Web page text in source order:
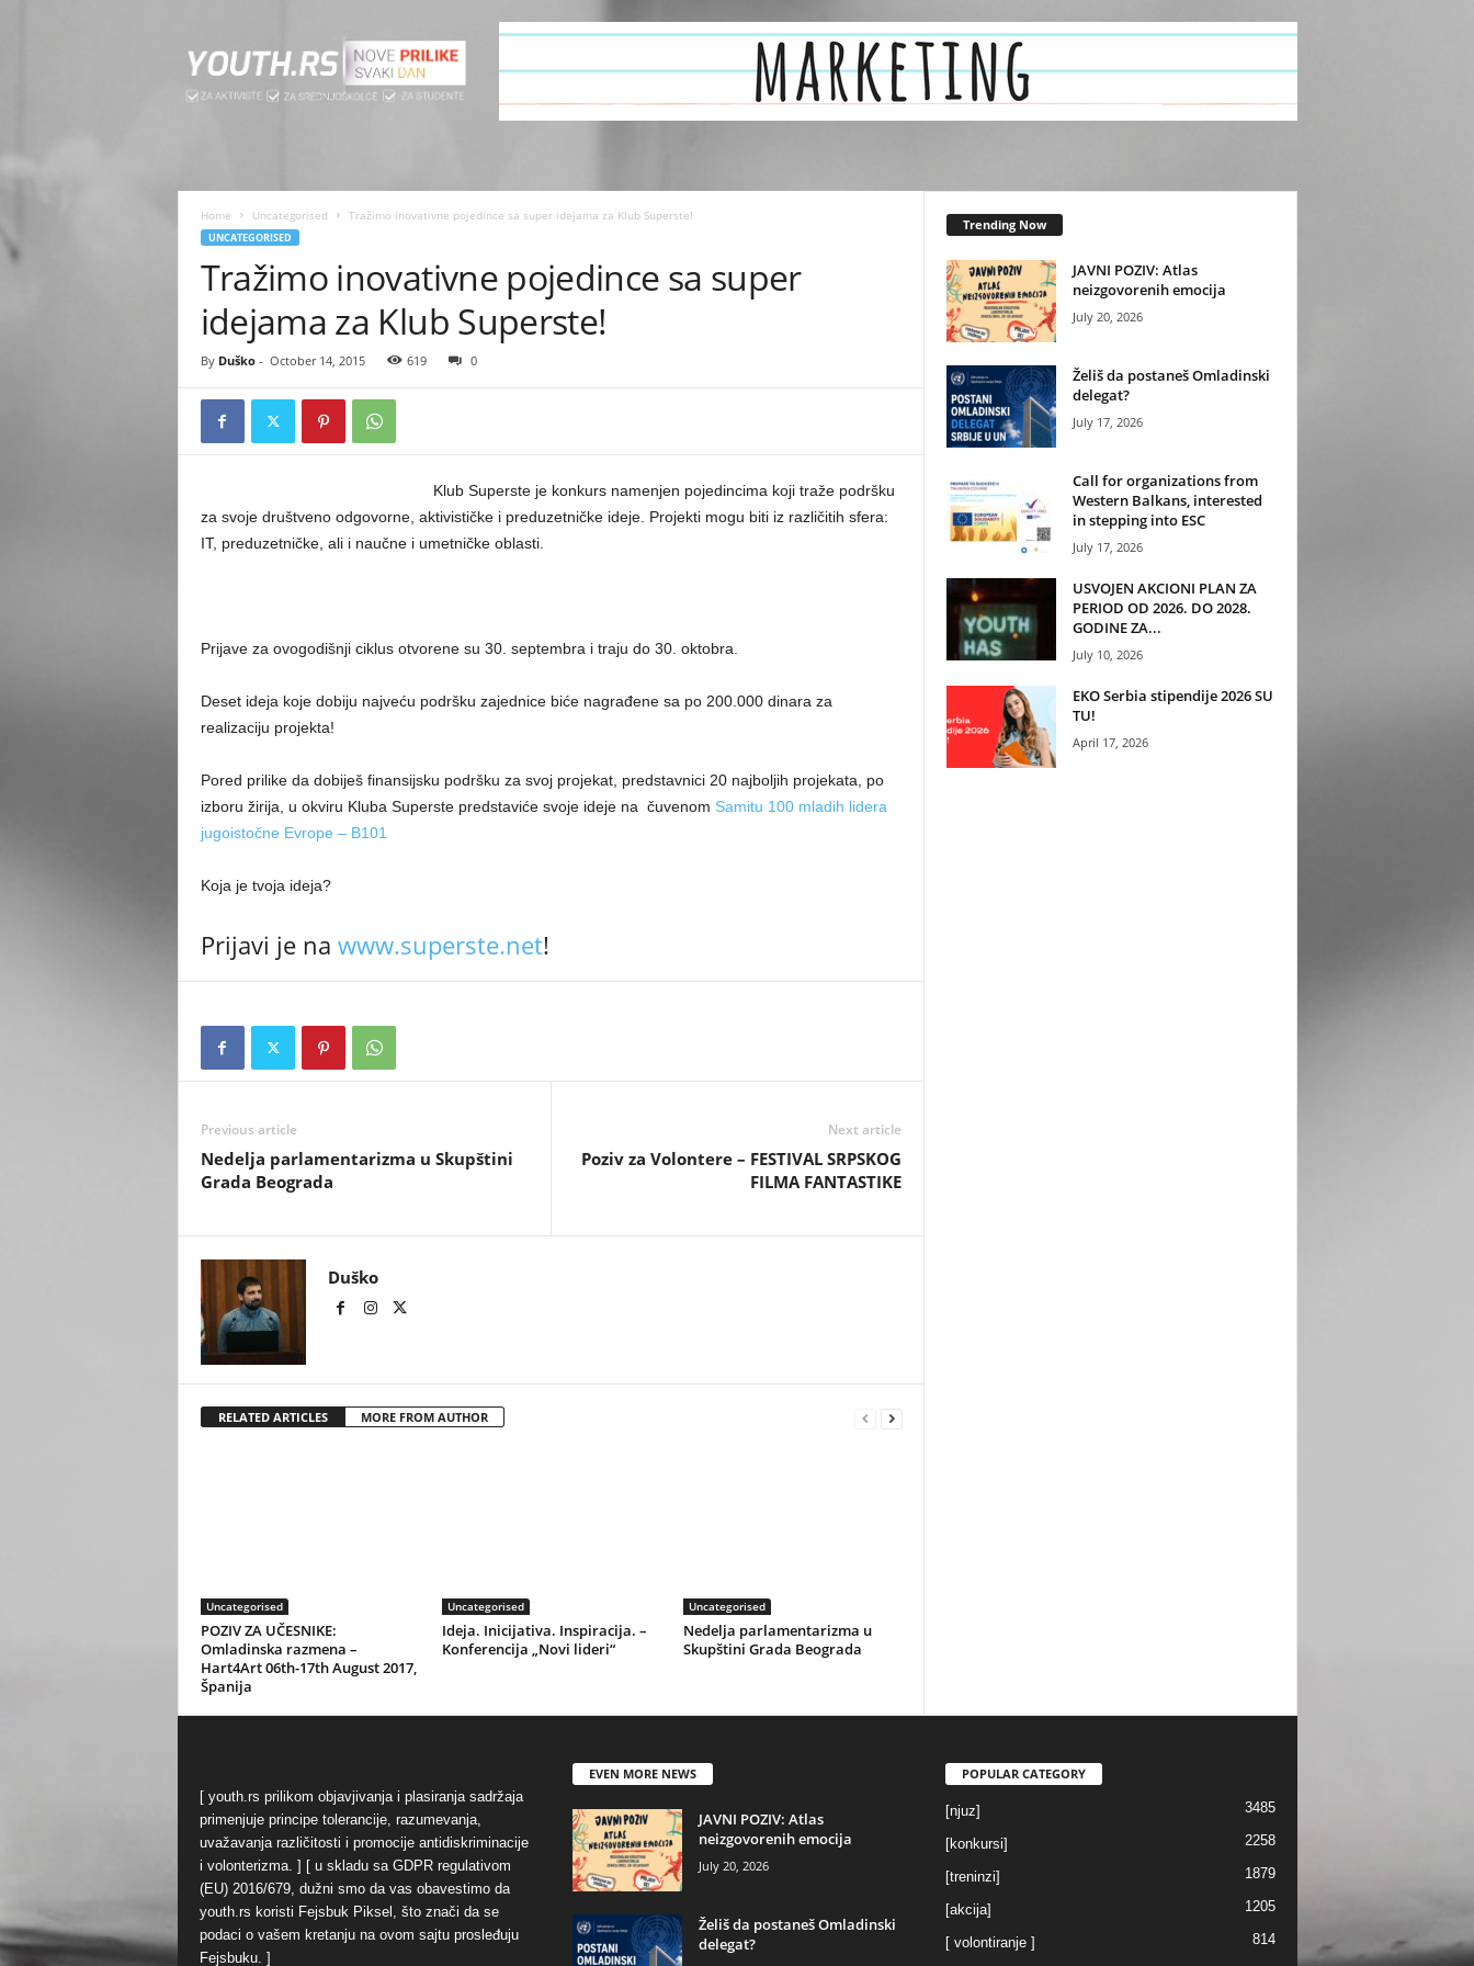
Home Uncategorised Tražimo inovativne pojedince sa super idejama za Klub Superste!
UNCATEGORISED
Tražimo inovativne pojedince sa super
idejama za Klub Superste!
By Duško- October 14, 2015 619 0
Klub Superste je konkurs namenjen pojedincima koji traže podršku
za svoje društveno odgovorne, aktivističke i preduzetničke ideje. Projekti mogu biti iz različitih sfera:
IT, preduzetničke, ali i naučne i umetničke oblasti.
Prijave za ovogodišnji ciklus otvorene su 30. septembra i traju do 30. oktobra.
Deset ideja koje dobiju najveću podršku zajednice biće nagrađene sa po 200.000 dinara za
realizaciju projekta!
Pored prilike da dobiješ finansijsku podršku za svoj projekat, predstavnici 20 najboljih projekata, po
izboru žirija, u okviru Kluba Superste predstaviće svoje ideje na čuvenom Samitu 100 mladih lidera
jugoistočne Evrope – B101
Koja je tvoja ideja?
Prijavi je na www.superste.net!
Previous article
Nedelja parlamentarizma u Skupštini
Grada Beograda
Next article
Poziv za Volontere – FESTIVAL SRPSKOG
FILMA FANTASTIKE
Duško
RELATED ARTICLES MORE FROM AUTHOR
Uncategorised
POZIV ZA UČESNIKE:
Omladinska razmena –
Hart4Art 06th-17th August 2017,
Španija
Uncategorised
Ideja. Inicijativa. Inspiracija. –
Konferencija „Novi lideri“
Uncategorised
Nedelja parlamentarizma u
Skupštini Grada Beograda
Trending Now
JAVNI POZIV: Atlas
neizgovorenih emocija
July 20, 2026
Želiš da postaneš Omladinski
delegat?
July 17, 2026
Call for organizations from
Western Balkans, interested
in stepping into ESC
July 17, 2026
USVOJEN AKCIONI PLAN ZA
PERIOD OD 2026. DO 2028.
GODINE ZA...
July 10, 2026
EKO Serbia stipendije 2026 SU
TU!
April 17, 2026
[ youth.rs prilikom objavjivanja i plasiranja sadržaja
primenjuje principe tolerancije, razumevanja,
uvažavanja različitosti i promocije antidiskriminacije
i volonterizma. ] [ u skladu sa GDPR regulativom
(EU) 2016/679, dužni smo da vas obavestimo da
youth.rs koristi Fejsbuk Piksel, što znači da se
podaci o vašem kretanju na ovom sajtu prosleđuju
Fejsbuku. ]
EVEN MORE NEWS
JAVNI POZIV: Atlas
neizgovorenih emocija
July 20, 2026
Želiš da postaneš Omladinski
delegat?
POPULAR CATEGORY
[njuz] 3485
[konkursi] 2258
[treninzi] 1879
[akcija] 1205
[ volontiranje ]
814